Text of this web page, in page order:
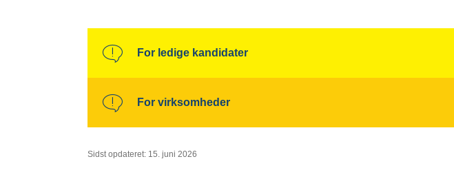
For ledige kandidater
For virksomheder
Sidst opdateret: 15. juni 2026